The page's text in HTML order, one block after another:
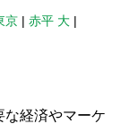
京 | 赤平 大 |
な経済やマーケ